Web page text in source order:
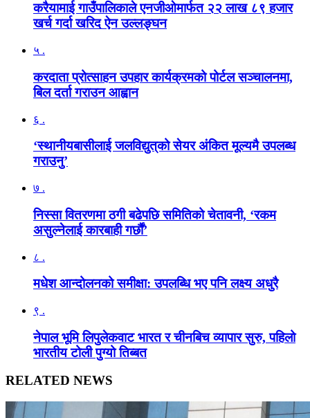
करैयामाई गाउँपालिकाले एनजीओमार्फत २२ लाख ८९ हजार
खर्च गर्दा खरिद ऐन उल्लङ्घन
५ .
करदाता प्रोत्साहन उपहार कार्यक्रमको पोर्टल सञ्चालनमा,
बिल दर्ता गराउन आह्वान
६ .
‘स्थानीयबासीलाई जलविद्युत्‌को सेयर अंकित मूल्यमै उपलब्ध
गराउनु’
७ .
निस्सा वितरणमा ठगी बढेपछि समितिको चेतावनी, ‘रकम
असुल्नेलाई कारबाही गर्छाैं’
८ .
मधेश आन्दोलनको समीक्षा: उपलब्धि भए पनि लक्ष्य अधुरै
९ .
नेपाल भूमि लिपुलेकवाट भारत र चीनबिच व्यापार सुरु, पहिलो
भारतीय टोली पुग्यो तिब्बत
RELATED NEWS